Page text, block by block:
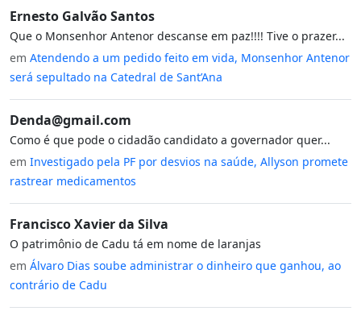
Ernesto Galvão Santos
Que o Monsenhor Antenor descanse em paz!!!! Tive o prazer...
em Atendendo a um pedido feito em vida, Monsenhor Antenor
será sepultado na Catedral de Sant’Ana
Denda@gmail.com
Como é que pode o cidadão candidato a governador quer...
em Investigado pela PF por desvios na saúde, Allyson promete
rastrear medicamentos
Francisco Xavier da Silva
O patrimônio de Cadu tá em nome de laranjas
em Álvaro Dias soube administrar o dinheiro que ganhou, ao
contrário de Cadu